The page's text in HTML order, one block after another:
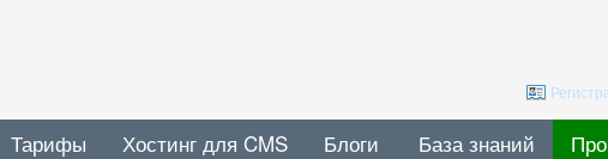
Тарифы Хостинг для CMS Блоги База знаний